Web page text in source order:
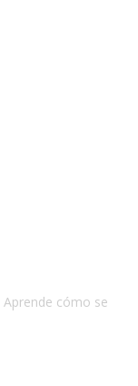
Aprende cómo se